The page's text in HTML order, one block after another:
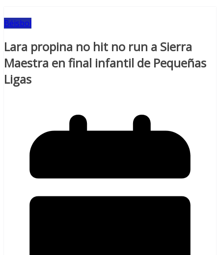
Béisbol
Lara propina no hit no run a Sierra
Maestra en final infantil de Pequeñas
Ligas